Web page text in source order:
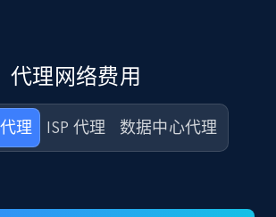
代理网络费用
理 ISP 代理 数据中心代理